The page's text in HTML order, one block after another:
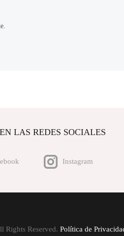
LAS REDES SOCIALES
Instagram
Rights Reserved. Política de